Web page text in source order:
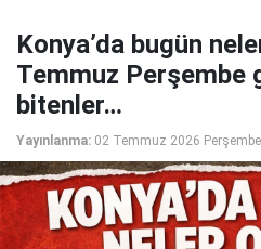
Konya’da bugün
Temmuz Perşembe
bitenler…
Yayınlanma: 02 Temmuz 2026